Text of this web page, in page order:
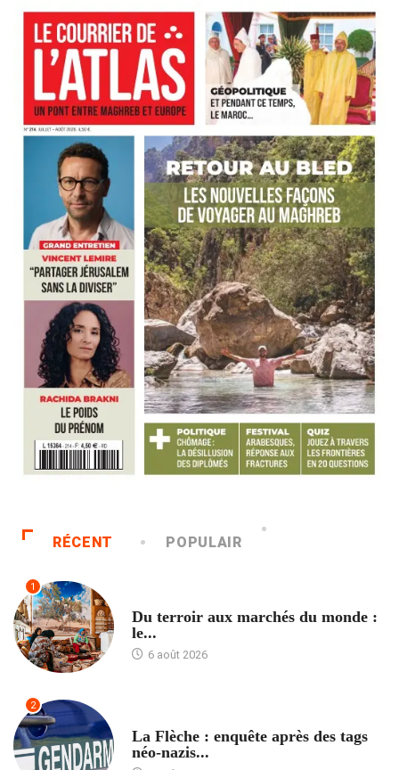
RÉCENT POPULAIR
1
Du terroir aux marchés du monde :
le...
6 août 2026
2
La Flèche : enquête après des tags
néo-nazis...